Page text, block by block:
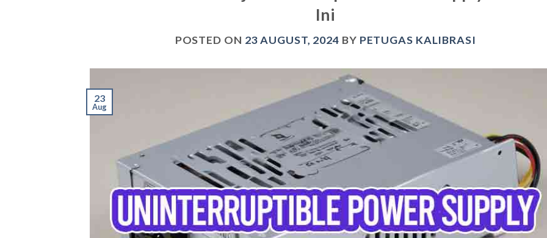
Ini
POSTED ON 23 AUGUST, 2024 BY PETUGAS KALIBRASI
23
Aug